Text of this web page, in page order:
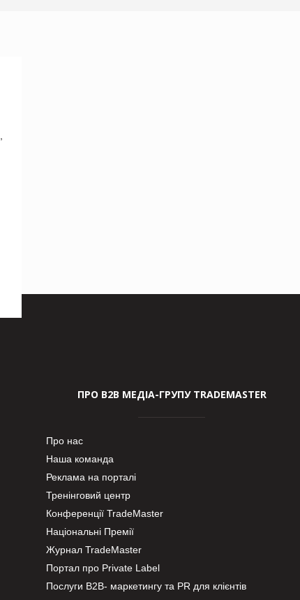
ПРО В2В МЕДІА-ГРУПУ TRADEMASTER
Про нас
Наша команда
Реклама на порталі
Тренінговий центр
Конференції TradeMaster
Національні Премії
Журнал TradeMaster
Портал про Private Label
Послуги В2В- маркетингу та PR для клієнтів